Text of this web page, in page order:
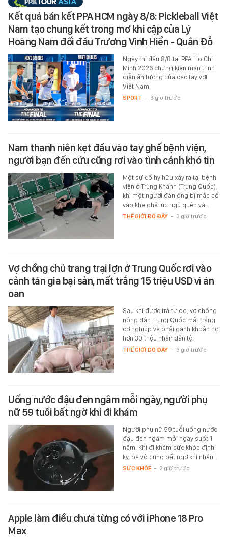
Kết quả bán kết PPA HCM ngày 8/8: Pickleball Việt
Nam tạo chung kết trong mơ khi cặp của Lý
Hoàng Nam đối đầu Trương Vinh Hiển - Quân Đỗ
Ngày thi đấu 8/8 tại PPA Ho Chi
Minh 2026 chứng kiến màn trình
diễn ấn tượng của các tay vợt
Việt Nam.
SPORT - 3 giờ trước
Nam thanh niên kẹt đầu vào tay ghế bệnh viện,
người bạn đến cứu cũng rơi vào tình cảnh khó tin
Một sự cố hy hữu xảy ra tại bệnh
viện ở Trùng Khánh (Trung Quốc),
khi một người đàn ông bị mắc cổ
vào khe ghế lúc ngủ quên và…
THẾ GIỚI ĐÓ ĐÂY - 3 giờ trước
Vợ chồng chủ trang trại lợn ở Trung Quốc rơi vào
cảnh tán gia bại sản, mất trắng 15 triệu USD vì án
oan
Sau khi được trả tự do, vợ chồng
nông dân Trung Quốc mất trắng
cơ nghiệp và phải gánh khoản nợ
hơn 30 triệu nhân dân tệ.
THẾ GIỚI ĐÓ ĐÂY - 3 giờ trước
Uống nước đậu đen ngâm mỗi ngày, người phụ
nữ 59 tuổi bất ngờ khi đi khám
Người phụ nữ 59 tuổi uống nước
đậu đen ngâm mỗi ngày suốt 1
năm. Khi đi khám sức khỏe định
kỳ, bà vô cùng bất ngờ khi nhận…
SỨC KHỎE - 2 giờ trước
Apple làm điều chưa từng có với iPhone 18 Pro
Max